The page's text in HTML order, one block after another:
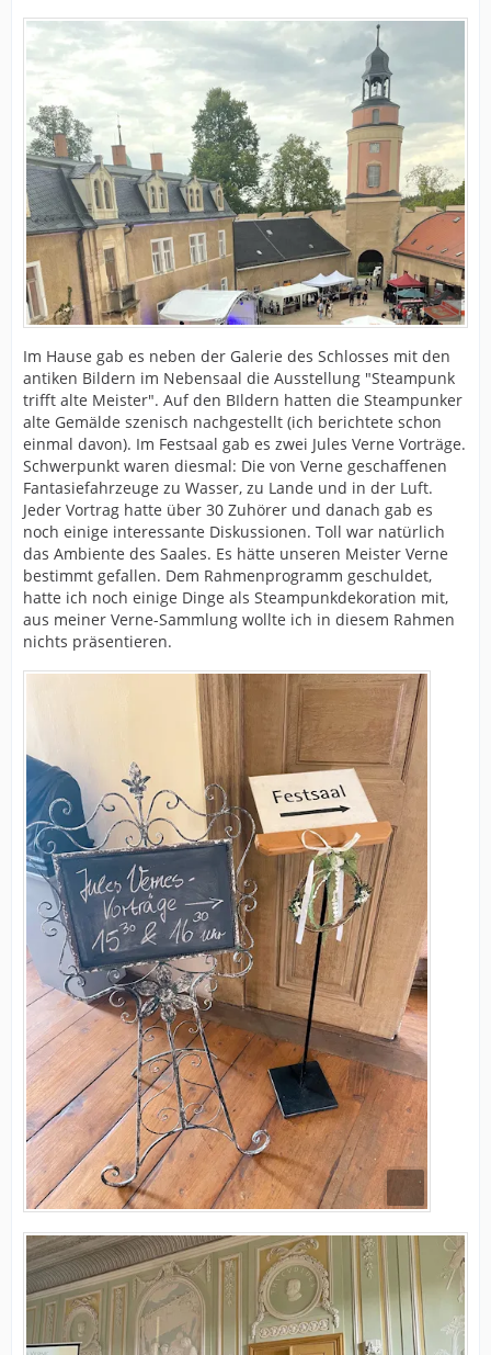
Im Hause gab es neben der Galerie des Schlosses mit den
antiken Bildern im Nebensaal die Ausstellung "Steampunk
trifft alte Meister". Auf den BIldern hatten die Steampunker
alte Gemälde szenisch nachgestellt (ich berichtete schon
einmal davon). Im Festsaal gab es zwei Jules Verne Vorträge.
Schwerpunkt waren diesmal: Die von Verne geschaffenen
Fantasiefahrzeuge zu Wasser, zu Lande und in der Luft.
Jeder Vortrag hatte über 30 Zuhörer und danach gab es
noch einige interessante Diskussionen. Toll war natürlich
das Ambiente des Saales. Es hätte unseren Meister Verne
bestimmt gefallen. Dem Rahmenprogramm geschuldet,
hatte ich noch einige Dinge als Steampunkdekoration mit,
aus meiner Verne-Sammlung wollte ich in diesem Rahmen
nichts präsentieren.